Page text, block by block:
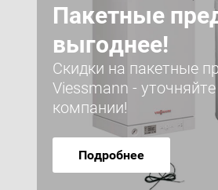
Пакетные
выгоднее!
Скидки на пакетные
Viessmann -
компании!
Подробнее